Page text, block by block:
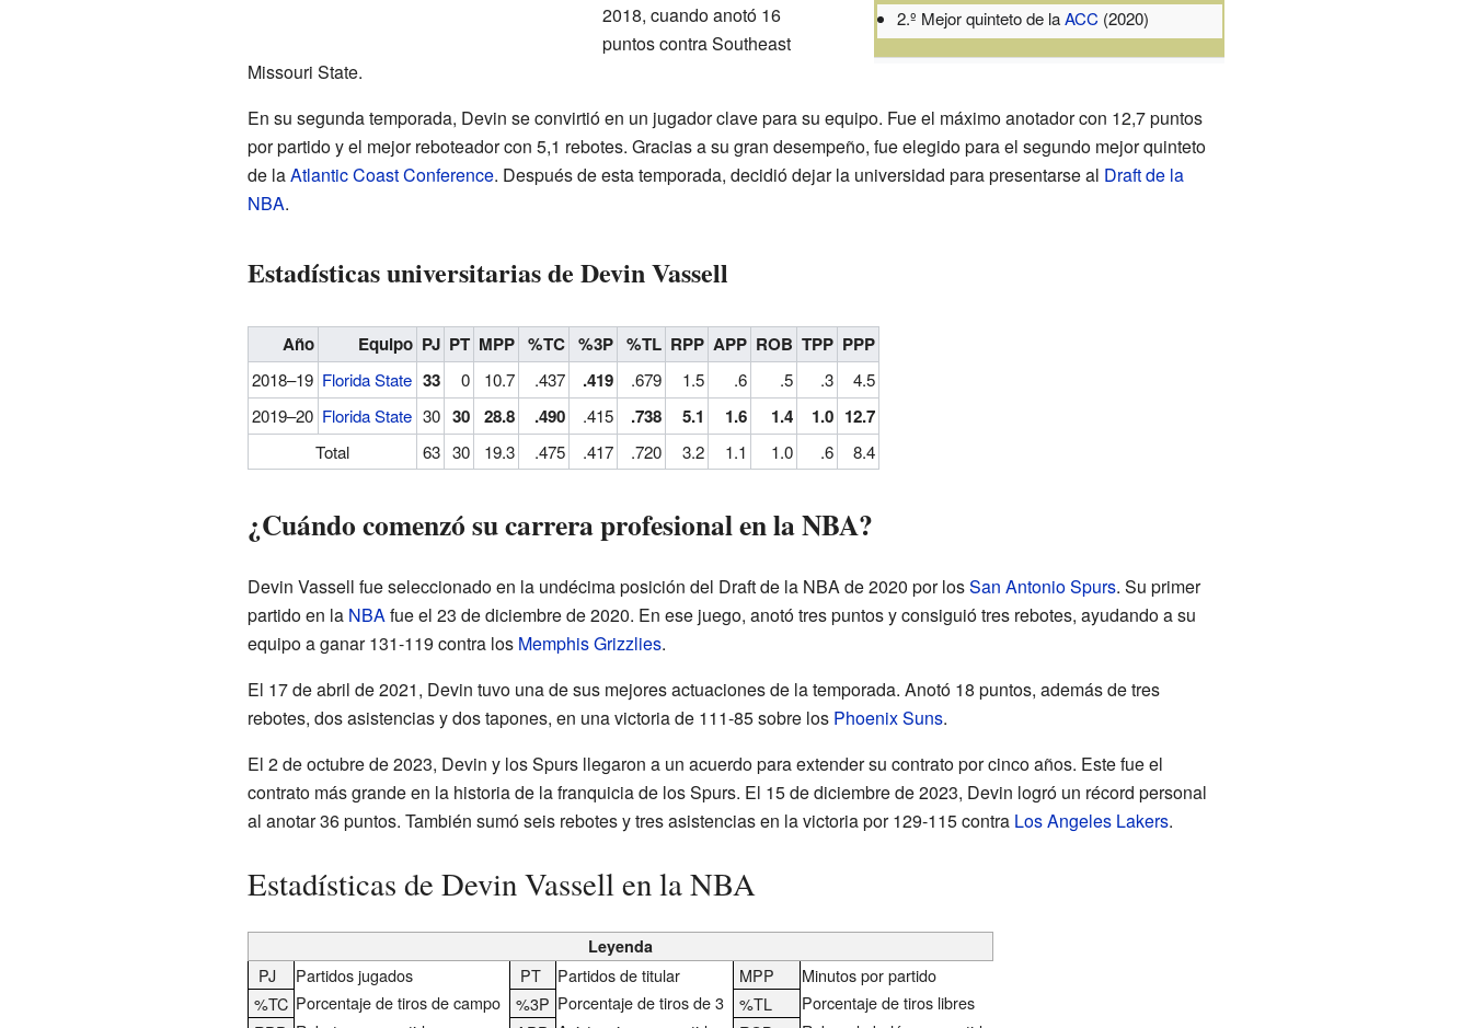
2.º Mejor quinteto de laACC (2020)
2018, cuando anotó 16
puntos contra Southeast
Missouri State.
En su segunda temporada, Devin se convirtió en un jugador clave para su equipo. Fue el máximo anotador con 12,7 puntos
por partido y el mejor reboteador con 5,1 rebotes. Gracias a su gran desempeño, fue elegido para el segundo mejor quinteto
de laAtlantic Coast Conference. Después de esta temporada, decidió dejar la universidad para presentarse al Draft de la
NBA.
Estadísticas universitarias de Devin Vassell
Año Equipo PJ PT MPP %TC %3P %TL RPP APP ROB TPP PPP
2018–19 Florida State 33 0 10.7 .437 .419 .679 1.5 .6 .5 .3
4.5
2019–20 Florida State 30 30 28.8 .490 .415 .738 5.1 1.6 1.4 1.0 12.7
Total 63 30 19.3 .475 .417 .720 3.2 1.1 1.0 .6 8.4
¿Cuándo comenzó su carrera profesional en la NBA?
Devin Vassell fue seleccionado en la undécima posición del Draft de la NBA de 2020 por losSan Antonio Spurs. Su primer
partido en la NBAfue el 23 de diciembre de 2020. En ese juego, anotó tres puntos y consiguió tres rebotes, ayudando a su
equipo a ganar 131-119 contra los Memphis Grizzlies.
El 17 de abril de 2021, Devin tuvo una de sus mejores actuaciones de la temporada. Anotó 18 puntos, además de tres
rebotes, dos asistencias y dos tapones, en una victoria de 111-85 sobre los Phoenix Suns.
El 2 de octubre de 2023, Devin y los Spurs llegaron a un acuerdo para extender su contrato por cinco años. Este fue el
contrato más grande en la historia de la franquicia de los Spurs. El 15 de diciembre de 2023, Devin logró un récord personal
al anotar 36 puntos. También sumó seis rebotes y tres asistencias en la victoria por 129-115 contra Los Angeles Lakers.
Estadísticas de Devin Vassell en la NBA
Leyenda
PJ Partidos jugados PT Partidos de titular MPP
Minutos por partido
%TC Porcentaje de tiros de campo %3P Porcentaje de tiros de 3 %TL
Porcentaje de tiros libres